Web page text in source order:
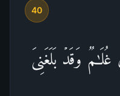
40
وَقَدۡ بَلَغَنِیَ